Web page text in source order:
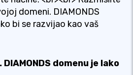
domeni. DIAMONDS
bi se razvijao kao vaš
domenu je lako